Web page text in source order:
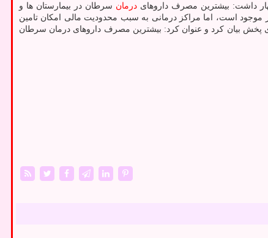
داشت: بیشترین مصرف داروهای درمان سرطان در بیمارستان ها و
است، اما مراکز درمانی به سبب محدودیت مالی امکان تامین
پخش بیان کرد و عنوان کرد: بیشترین مصرف داروهای درمان سرطان